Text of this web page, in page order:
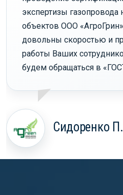
экспертизы газопровода
объектов ООО
довольны скоростью и
работы Ваших
будем обращаться в
Сидоренко